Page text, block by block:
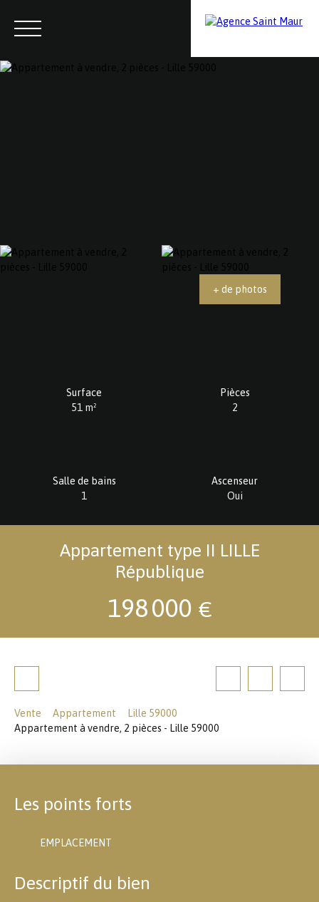
+ de photos
Surface
51 m²
Pièces
2
Salle de bains
1
Ascenseur
Oui
Appartement type II LILLE
République
198 000 €
Vente Appartement
Lille 59000
Appartement à vendre, 2 pièces - Lille 59000
Les points forts
EMPLACEMENT
Descriptif du bien